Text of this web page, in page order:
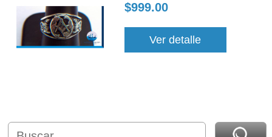
$999.00
Ver detalle